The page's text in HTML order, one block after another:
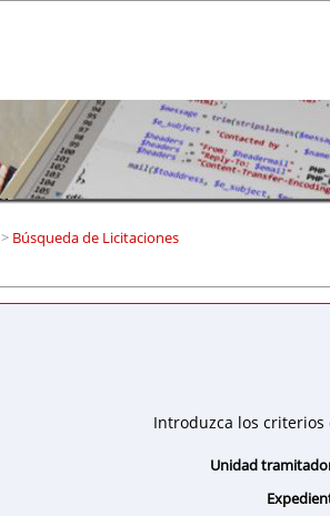
>Búsqueda de Licitaciones
Introduzca los
Unidad